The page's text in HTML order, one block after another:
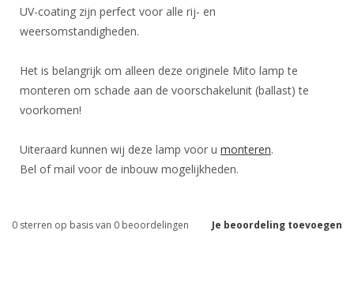
UV-coating zijn perfect voor alle rij- en
weersomstandigheden.
Het is belangrijk om alleen deze originele Mito lamp te
monteren om schade aan de voorschakelunit (ballast) te
voorkomen!
Uiteraard kunnen wij deze lamp voor u monteren.
Bel of mail voor de inbouw mogelijkheden.
Je beoordeling toevoegen
0 sterren op basis van 0 beoordelingen